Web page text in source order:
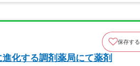
保存する
化する調剤薬局にて薬剤